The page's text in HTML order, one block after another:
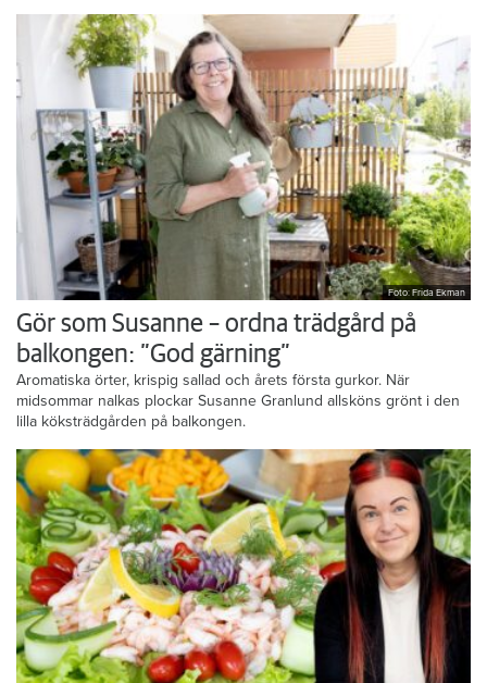
Foto: Frida Ekman
Gör som Susanne – ordna trädgård på
balkongen: ”God gärning”
Aromatiska örter, krispig sallad och årets första gurkor. När
midsommar nalkas plockar Susanne Granlund allsköns grönt i den
lilla köksträdgården på balkongen.